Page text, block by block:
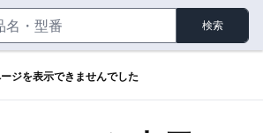
取手・つまみ・周辺機器
ー・周辺機器
検索
ジを表示できませんでした